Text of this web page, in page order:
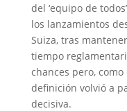
del ‘equipo de
los lanzamientos
Suiza, tras
tiempo
chances pero,
definición volvió a
decisiva.